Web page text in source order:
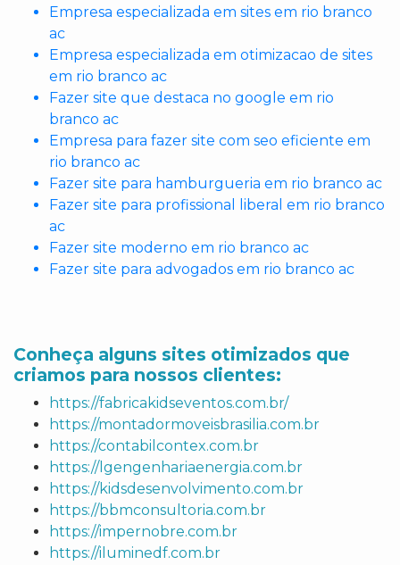
Empresa especializada em sites em rio branco
ac
Empresa especializada em otimizacao de sites
em rio branco ac
Fazer site que destaca no google em rio
branco ac
Empresa para fazer site com seo eficiente em
rio branco ac
Fazer site para hamburgueria em rio branco ac
Fazer site para profissional liberal em rio branco
ac
Fazer site moderno em rio branco ac
Fazer site para advogados em rio branco ac
Conheça alguns sites otimizados que
criamos para nossos clientes:
https://fabricakidseventos.com.br/
https://montadormoveisbrasilia.com.br
https://contabilcontex.com.br
https://lgengenhariaenergia.com.br
https://kidsdesenvolvimento.com.br
https://bbmconsultoria.com.br
https://impernobre.com.br
https://iluminedf.com.br